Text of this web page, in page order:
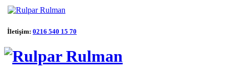
İletişim: 0216 540 15 70